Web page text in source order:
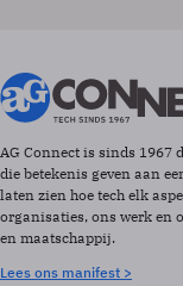
AG Connect is sinds 1967
die betekenis geven aan
laten zien hoe tech elk
organisaties, ons werk en
en maatschappij.
Lees ons manifest >